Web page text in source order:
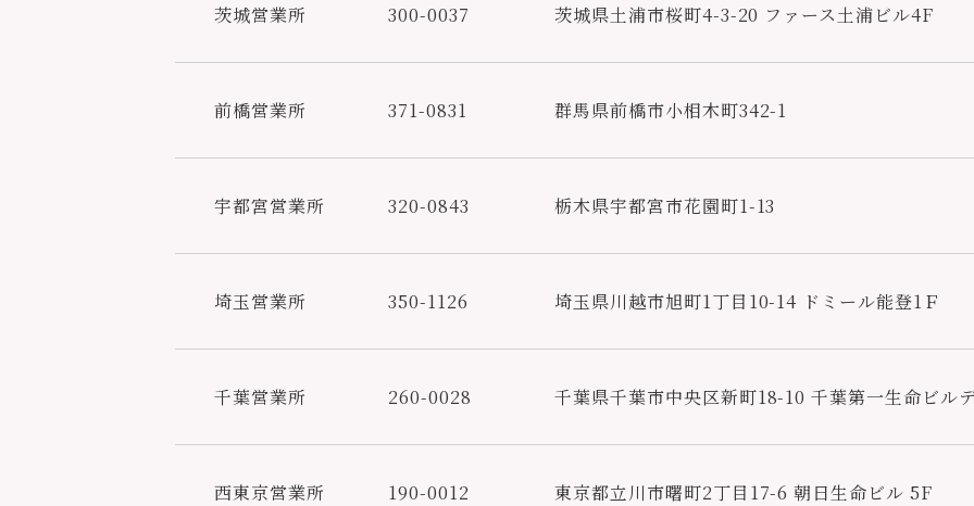
茨城営業所 300-0037 茨城県土浦市桜町4-3-20 ファース土浦ビル4F
前橋営業所 371-0831 群馬県前橋市小相木町342-1
宇都宮営業所 320-0843 栃木県宇都宮市花園町1-13
埼玉営業所 350-1126 埼玉県川越市旭町1丁目10-14 ドミール能登1Ｆ
千葉営業所 260-0028 千葉県千葉市中央区新町18-10 千葉第一生命ビル
西東京営業所 190-0012 東京都立川市曙町2丁目17-6 朝日生命ビル 5F